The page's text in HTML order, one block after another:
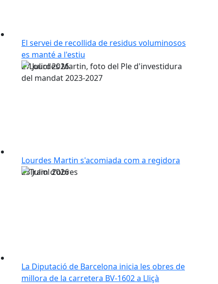
es manté a l'estiu
27 Juliol2026
millora de la carretera BV-1602 a Lliçà
d'Amunt
23 Juliol 2026